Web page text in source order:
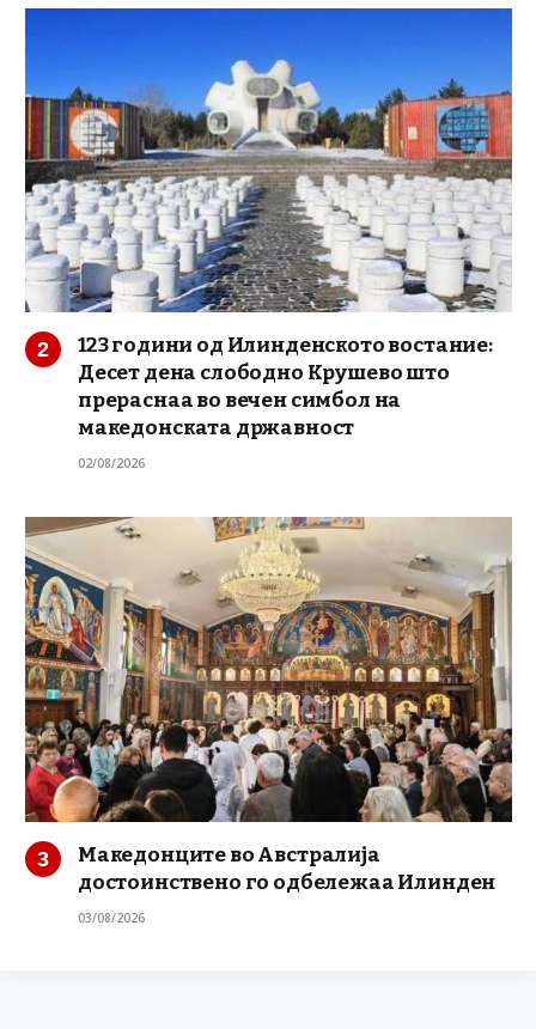
123 години од Илинденското востание:
Десет дена слободно Крушево што
прераснаа во вечен симбол на
македонската државност
02/08/2026
Македонците во Австралија
достоинствено го одбележаа Илинден
03/08/2026